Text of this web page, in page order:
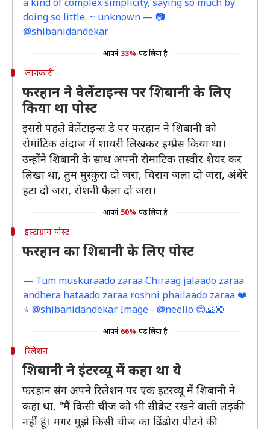
doing so little. ~ unknown — 📷
@shibanidandekar
आपने 33% पढ़ लिया है
जानकारी
फरहान ने वेलेंटाइन्स पर शिबानी के लिए
किया था पोस्ट
इससे पहले वेलेंटाइन्स डे पर फरहान ने शिबानी को
रोमांटिक अंदाज में शायरी लिखकर इम्प्रेस किया था।
उन्होंने शिबानी के साथ अपनी रोमांटिक तस्वीर शेयर कर
लिखा था, तुम मुस्कुरा दो जरा, चिराग जला दो जरा, अंधेरे
हटा दो जरा, रोशनी फैला दो जरा।
आपने 50% पढ़ लिया है
इंस्टाग्राम पोस्ट
फरहान का शिबानी के लिए पोस्ट
— Tum muskuraado zaraa Chiraag jalaado zaraa
andhera hataado zaraa roshni phailaado zaraa ❤️
⭐️ @shibanidandekar Image - @neelio 😊🙏🏼
आपने 66% पढ़ लिया है
रिलेशन
शिबानी ने इंटरव्यू में कहा था ये
फरहान संग अपने रिलेशन पर एक इंटरव्यू में शिबानी ने
कहा था, "मैं किसी चीज को भी सीक्रेट रखने वाली लड़की
नहीं हूं। मगर मुझे किसी चीज का ढिंढोरा पीटने की